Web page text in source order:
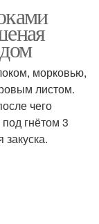
морковью,
листом.
чего
гнётом 3